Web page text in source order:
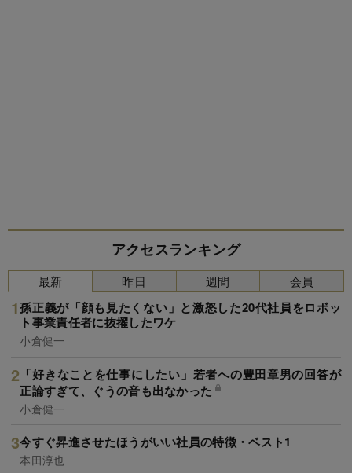
アクセスランキング
最新
孫正義が「顔も見たくない」と激怒した20代社員をロボッ
ト事業責任者に抜擢したワケ
小倉健一
「好きなことを仕事にしたい」若者への豊田章男の回答が
正論すぎて、ぐうの音も出なかった
小倉健一
今すぐ昇進させたほうがいい社員の特徴・ベスト1
本田淳也
昨日 週間 会員